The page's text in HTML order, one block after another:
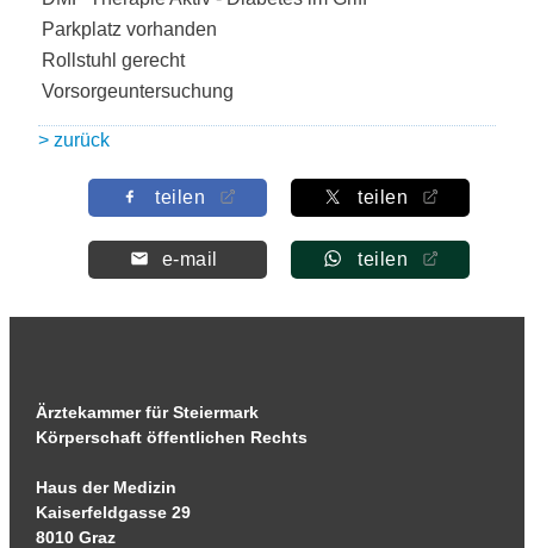
Parkplatz vorhanden
Rollstuhl gerecht
Vorsorgeuntersuchung
> zurück
teilen teilen
e-mail teilen
Ärztekammer für Steiermark
Körperschaft öffentlichen Rechts
Haus der Medizin
Kaiserfeldgasse 29
8010 Graz